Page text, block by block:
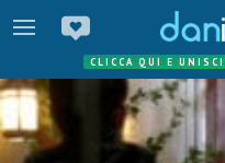
CLICCA QUI E